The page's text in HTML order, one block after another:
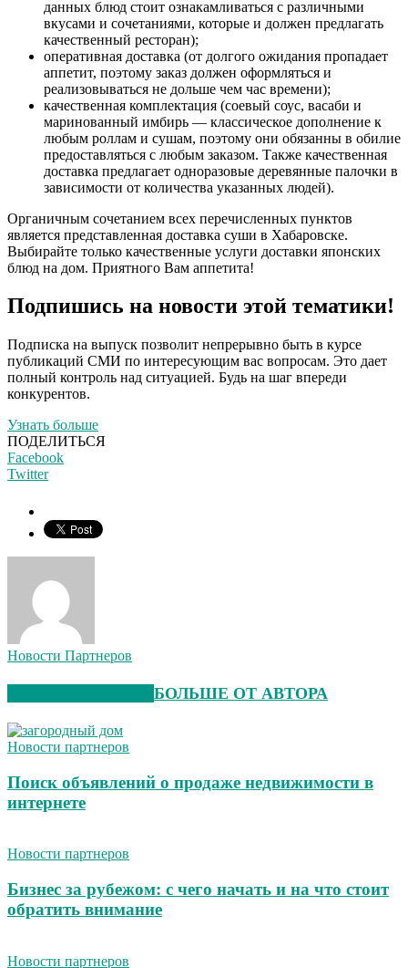
данных блюд стоит ознакамливаться с различными
вкусами и сочетаниями, которые и должен предлагать
качественный ресторан);
оперативная доставка (от долгого ожидания пропадает
аппетит, поэтому заказ должен оформляться и
реализовываться не дольше чем час времени);
качественная комплектация (соевый соус, васаби и
маринованный имбирь — классическое дополнение к
любым роллам и сушам, поэтому они обязанны в обилие
предоставляться с любым заказом. Также качественная
доставка предлагает одноразовые деревянные палочки в
зависимости от количества указанных людей).
Органичным сочетанием всех перечисленных пунктов
является представленная доставка суши в Хабаровске.
Выбирайте только качественные услуги доставки японских
блюд на дом. Приятного Вам аппетита!
Подпишись на новости этой тематики!
Подписка на выпуск позволит непрерывно быть в курсе
публикаций СМИ по интересующим вас вопросам. Это дает
полный контроль над ситуацией. Будь на шаг впереди
конкурентов.
Узнать больше
ПОДЕЛИТЬСЯ
Facebook
Twitter
Новости Партнеров
БОЛЬШЕ ОТ АВТОРА
Новости партнеров
Поиск объявлений о продаже недвижимости в
интернете
Новости партнеров
Бизнес за рубежом: с чего начать и на что стоит
обратить внимание
Новости партнеров